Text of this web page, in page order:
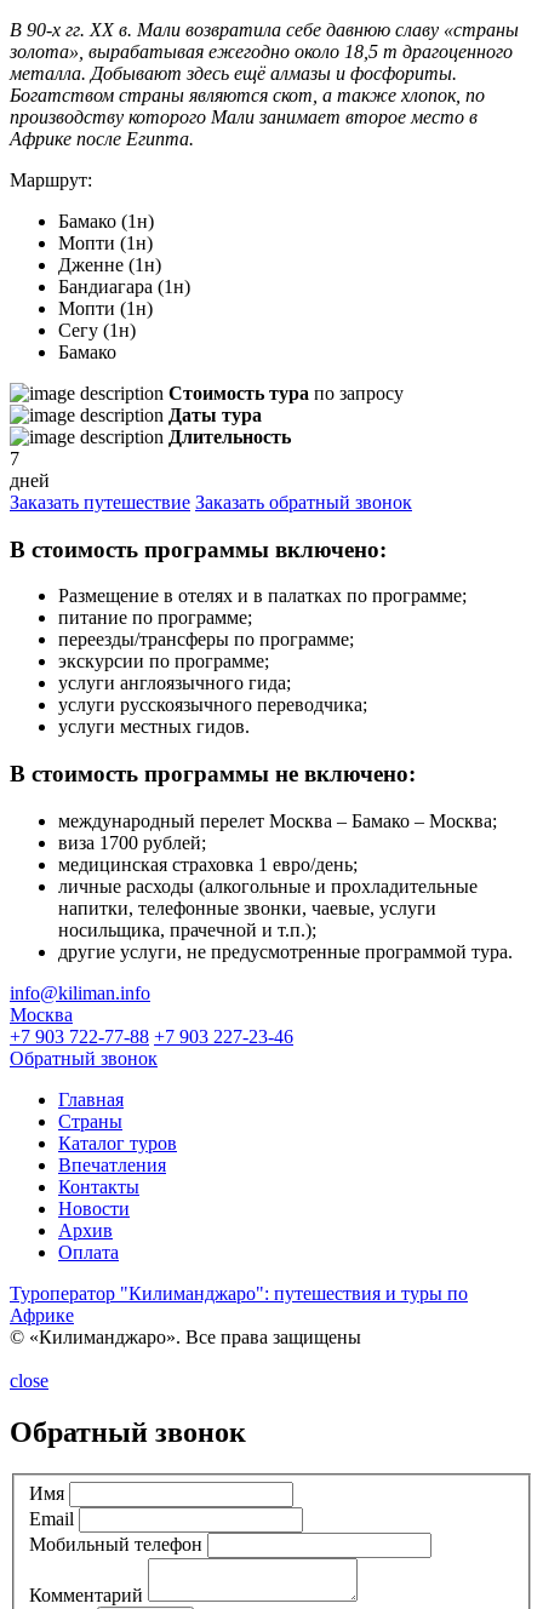
В 90-х гг. XX в. Мали возвратила себе давнюю славу «страны
золота», вырабатывая ежегодно около 18,5 т драгоценного
металла. Добывают здесь ещё алмазы и фосфориты.
Богатством страны являются скот, а также хлопок, по
производству которого Мали занимает второе место в
Африке после Египта.
Маршрут:
Бамако (1н)
Мопти (1н)
Дженне (1н)
Бандиагара (1н)
Мопти (1н)
Сегу (1н)
Бамако
Стоимость тура по запросу
Даты тура
Длительность
7
дней
Заказать путешествие Заказать обратный звонок
В стоимость программы включено:
Размещение в отелях и в палатках по программе;
питание по программе;
переезды/трансферы по программе;
экскурсии по программе;
услуги англоязычного гида;
услуги русскоязычного переводчика;
услуги местных гидов.
В стоимость программы не включено:
международный перелет Москва – Бамако – Москва;
виза 1700 рублей;
медицинская страховка 1 евро/день;
личные расходы (алкогольные и прохладительные
напитки, телефонные звонки, чаевые, услуги
носильщика, прачечной и т.п.);
другие услуги, не предусмотренные программой тура.
info@kiliman.info
Москва
+7 903 722-77-88 +7 903 227-23-46
Обратный звонок
Главная
Страны
Каталог туров
Впечатления
Контакты
Новости
Архив
Оплата
Туроператор "Килиманджаро": путешествия и туры по
Африке
© «Килиманджаро». Все права защищены
close
Обратный звонок
Имя
Email
Мобильный телефон
Комментарий